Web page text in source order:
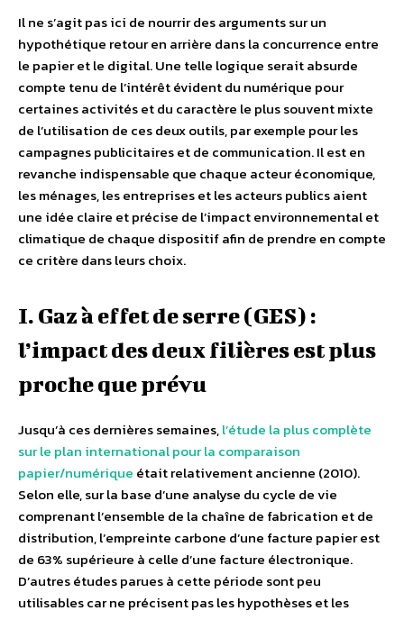
Il ne s’agit pas ici de nourrir des arguments sur un
hypothétique retour en arrière dans la concurrence entre
le papier et le digital. Une telle logique serait absurde
compte tenu de l’intérêt évident du numérique pour
certaines activités et du caractère le plus souvent mixte
de l’utilisation de ces deux outils, par exemple pour les
campagnes publicitaires et de communication. Il est en
revanche indispensable que chaque acteur économique,
les ménages, les entreprises et les acteurs publics aient
une idée claire et précise de l’impact environnemental et
climatique de chaque dispositif afin de prendre en compte
ce critère dans leurs choix.
I. Gaz à effet de serre (GES) :
l’impact des deux filières est plus
proche que prévu
Jusqu’à ces dernières semaines,l’étude la plus complète
sur le plan international pour la comparaison
papier/numérique était relativement ancienne (2010).
Selon elle, sur la base d’une analyse du cycle de vie
comprenant l’ensemble de la chaîne de fabrication et de
distribution, l’empreinte carbone d’une facture papier est
de 63% supérieure à celle d’une facture électronique.
D’autres études parues à cette période sont peu
utilisables car ne précisent pas les hypothèses et les